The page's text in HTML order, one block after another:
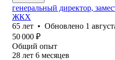
генеральный директор,
ЖКХ
65 лет • Обновлено 1
50 000 ₽
Общий опыт
28 лет 6 месяцев